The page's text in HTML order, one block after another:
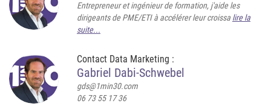
Entrepreneur et ingénieur de formation, j'aide les
dirigeants de PME/ETI à accélérer leur croissa lire la
suite...
Contact Data Marketing :
Gabriel Dabi-Schwebel
gds@1min30.com
06 73 55 17 36